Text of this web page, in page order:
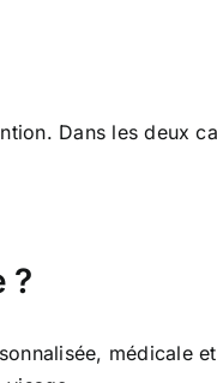
Dans les deux
?
médicale